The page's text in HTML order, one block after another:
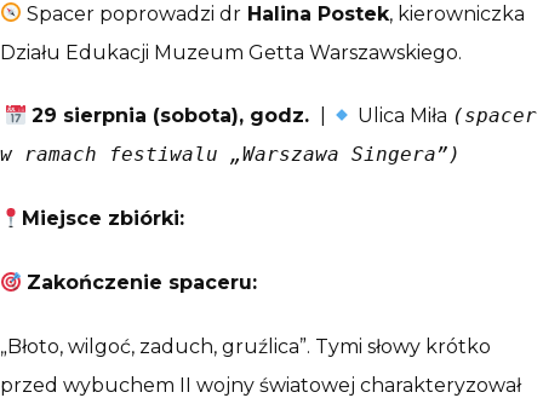
Spacer poprowadzi dr Halina Postek, kierowniczka
Działu Edukacji Muzeum Getta Warszawskiego.
29 sierpnia (sobota), godz. Ulica Miła (spacer
w ramach festiwalu „Warszawa Singera”)
Miejsce zbiórki:
Zakończenie spaceru:
„Błoto, wilgoć, zaduch, gruźlica”. Tymi słowy krótko
przed wybuchem II wojny światowej charakteryzował